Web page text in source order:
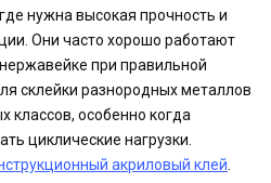
нужна высокая прочность и
Они часто хорошо работают
при правильной
склейки разнородных металлов
классов, особенно когда
циклические нагрузки.
акриловый клей.